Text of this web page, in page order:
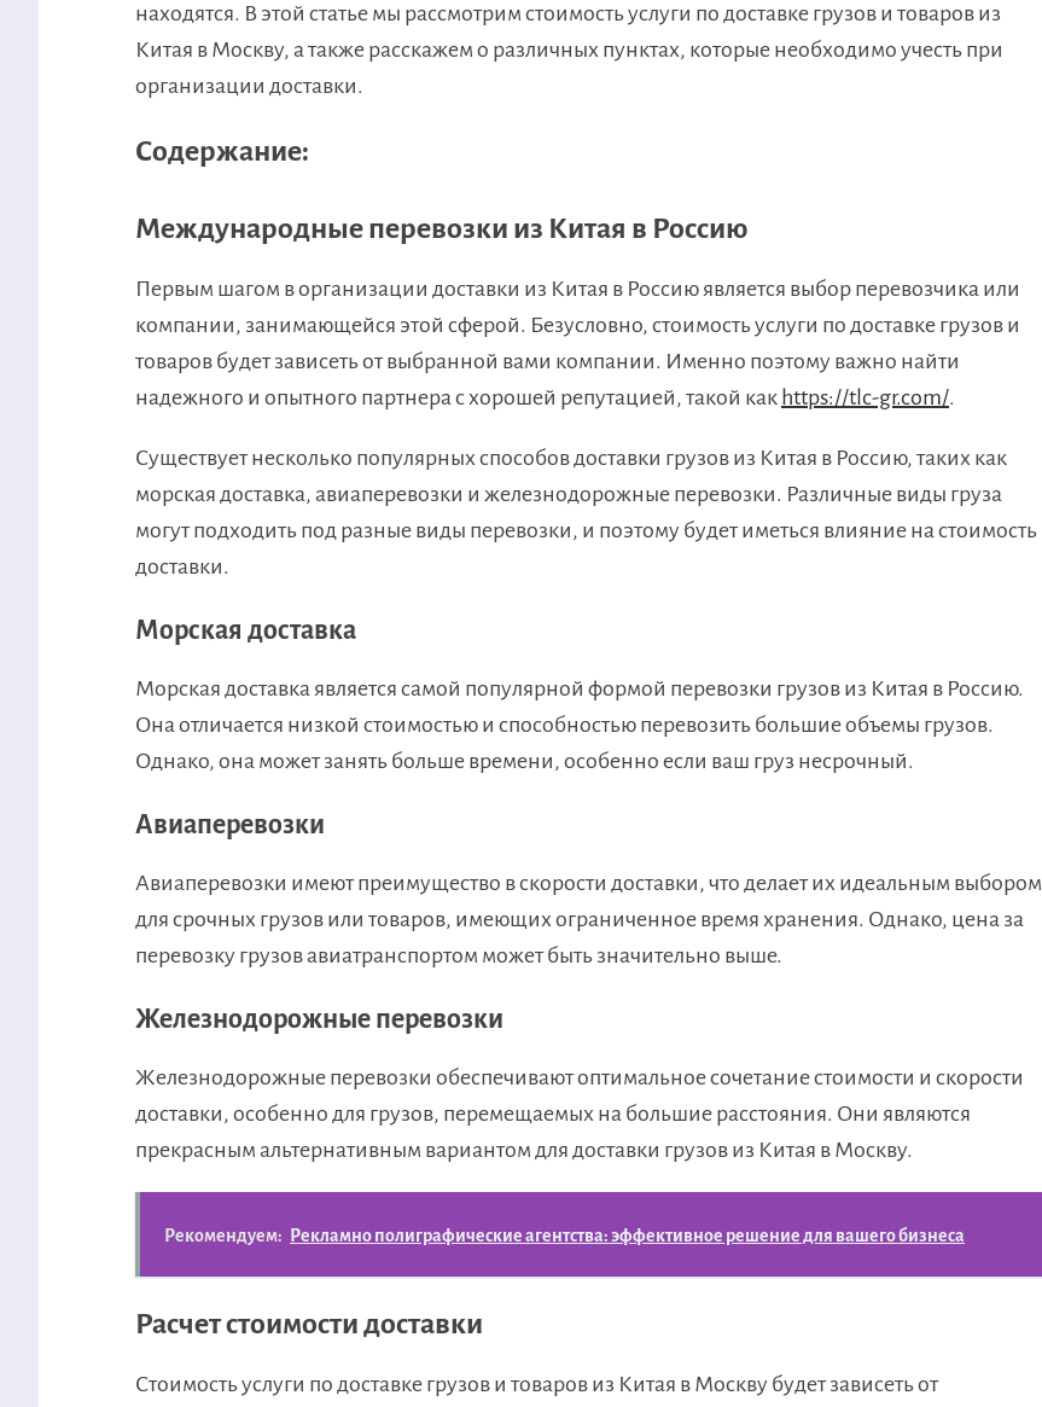
находятся. В этой статье мы рассмотрим стоимость услуги по доставке грузов и товаров из
Китая в Москву, а также расскажем о различных пунктах, которые необходимо учесть при
организации доставки.
Содержание:
Международные перевозки из Китая в Россию
Первым шагом в организации доставки из Китая в Россию является выбор перевозчика или
компании, занимающейся этой сферой. Безусловно, стоимость услуги по доставке грузов и
товаров будет зависеть от выбранной вами компании. Именно поэтому важно найти
надежного и опытного партнера с хорошей репутацией, такой как https://tlc-gr.com/.
Существует несколько популярных способов доставки грузов из Китая в Россию, таких как
морская доставка, авиаперевозки и железнодорожные перевозки. Различные виды груза
могут подходить под разные виды перевозки, и поэтому будет иметься влияние на стоимость
доставки.
Морская доставка
Морская доставка является самой популярной формой перевозки грузов из Китая в Россию.
Она отличается низкой стоимостью и способностью перевозить большие объемы грузов.
Однако, она может занять больше времени, особенно если ваш груз несрочный.
Авиаперевозки
Авиаперевозки имеют преимущество в скорости доставки, что делает их идеальным выбором
для срочных грузов или товаров, имеющих ограниченное время хранения. Однако, цена за
перевозку грузов авиатранспортом может быть значительно выше.
Железнодорожные перевозки
Железнодорожные перевозки обеспечивают оптимальное сочетание стоимости и скорости
доставки, особенно для грузов, перемещаемых на большие расстояния. Они являются
прекрасным альтернативным вариантом для доставки грузов из Китая в Москву.
Рекомендуем: Рекламно полиграфические агентства: эффективное решение для вашего бизнеса
Расчет стоимости доставки
Стоимость услуги по доставке грузов и товаров из Китая в Москву будет зависеть от